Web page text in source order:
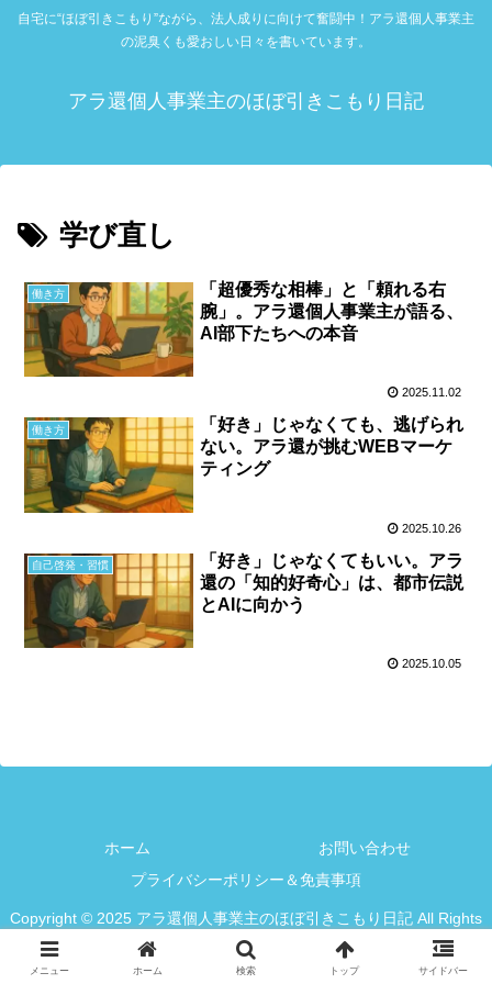
自宅に“ほぼ引きこもり”ながら、法人成りに向けて奮闘中！アラ還個人事業主
の泥臭くも愛おしい日々を書いています。
アラ還個人事業主のほぼ引きこもり日記
学び直し
働き方
「超優秀な相棒」と「頼れる右
腕」。アラ還個人事業主が語る、
AI部下たちへの本音
2025.11.02
働き方
「好き」じゃなくても、逃げられ
ない。アラ還が挑むWEBマーケ
ティング
2025.10.26
自己啓発・習慣
「好き」じゃなくてもいい。アラ
還の「知的好奇心」は、都市伝説
とAIに向かう
2025.10.05
ホーム
お問い合わせ
プライバシーポリシー＆免責事項
Copyright © 2025 アラ還個人事業主のほぼ引きこもり日記 All Rights
Reserved.
メニュー ホーム 検索 トップ サイドバー